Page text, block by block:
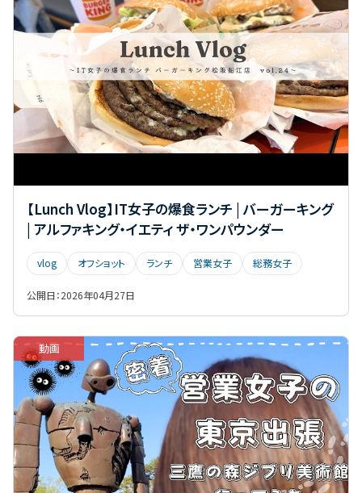
【Lunch Vlog】IT女子の爆食ランチ | バーガーキング
| アルファキング・イエティ ザ・ワンパウンダー
vlog オフショット ランチ 営業女子 総務女子
公開日：2026年04月27日
動画